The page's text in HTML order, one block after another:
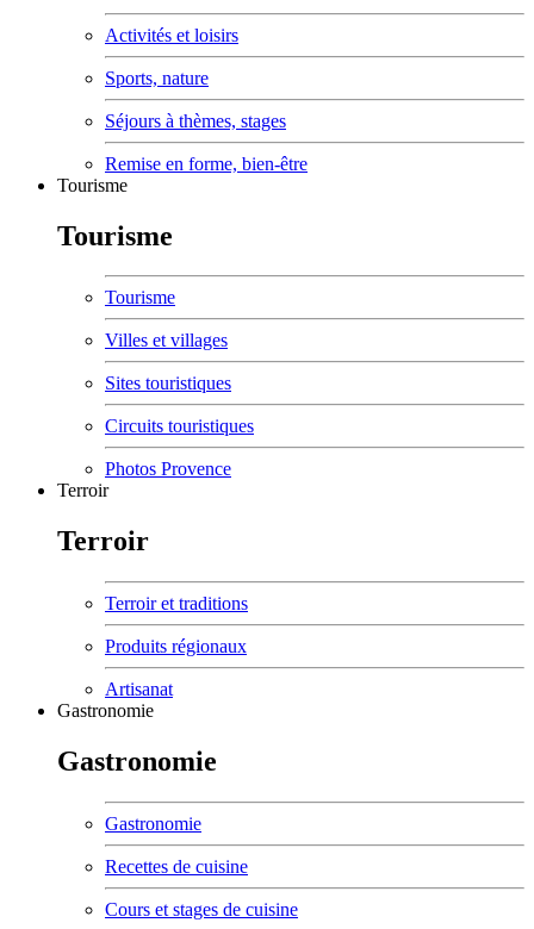
Activités et loisirs
Sports, nature
Séjours à thèmes, stages
Remise en forme, bien-être
Tourisme
Tourisme
Tourisme
Villes et villages
Sites touristiques
Circuits touristiques
Photos Provence
Terroir
Terroir
Terroir et traditions
Produits régionaux
Artisanat
Gastronomie
Gastronomie
Gastronomie
Recettes de cuisine
Cours et stages de cuisine